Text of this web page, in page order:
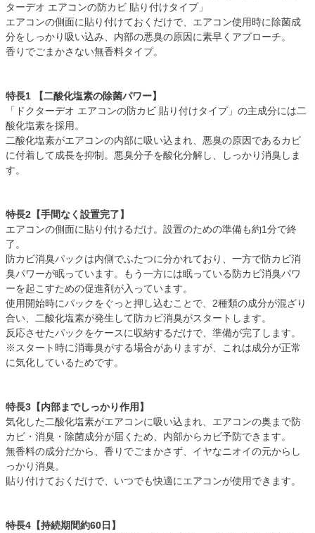
ターデオ エアコンの防カビ 貼り付けタイプ」
エアコンの側面に貼り付けておくだけで、エアコン使用時に除菌成
分をしっかり吸い込み、内部の悪臭の原因に素早くアプローチ。
香りでごまかさない無香料タイプ。
特長1 【二酸化塩素の除菌パワー】
「ドクターデオ エアコンの防カビ 貼り付けタイプ」の主成分には二
酸化塩素を採用。
二酸化塩素がエアコンの内部に吸い込まれ、悪臭の原因であるカビ
に付着して成長を抑制。悪臭分子を酸化分解し、しっかり消臭しま
す。
特長2【手間なく設置完了】
エアコンの側面に貼り付けるだけ。設置のための準備も約1分で終
了。
防カビ消臭パックは内側でふたつに分かれており、一方で防カビ消
臭パワーが眠っています。もう一方には眠っている防カビ消臭パワ
ーを起こすための促進剤が入っています。
使用開始時にパックをぐっと押し込むことで、2種類の成分が混ざり
合い、二酸化塩素が発生して防カビ消臭がスタートします。
反応させたパックをケースに収納するだけで、準備が完了します。
※スタート時に消毒臭がする場合がありますが、これは成分が正常
に気化しているためです。
特長3【内部までしっかり作用】
気化した二酸化塩素がエアコンに吸い込まれ、エアコンの奥まで防
カビ・消臭・除菌成分が届くため、内部からカビ予防できます。
無香料の成分だから、香りでごまかさず、イヤなニオイの元からし
っかり消臭。
貼り付けておくだけで、いつでも快適にエアコンが使用できます。
特長4【持続期間約60日】